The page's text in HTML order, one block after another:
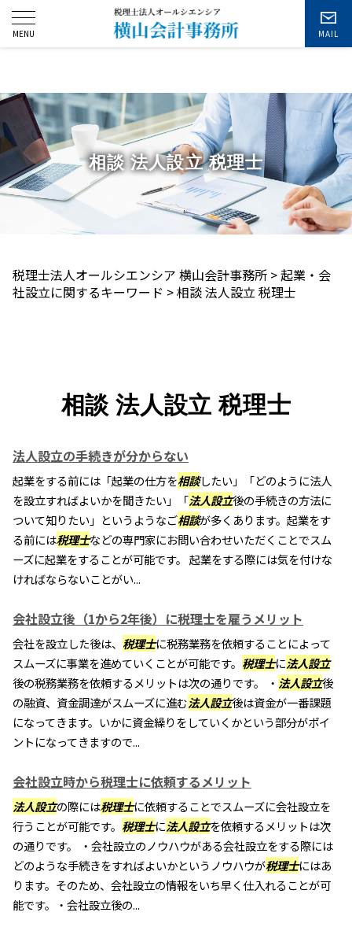
お問い合わせ
相談 法人設立 税理士
税理士法人オールシエンシア 横山会計事務所 >起業・会
社設立に関するキーワード >相談 法人設立 税理士
相談 法人設立 税理士
法人設立の手続きが分からない
起業をする前には「起業の仕方を相談したい」「どのように法人
を設立すればよいかを聞きたい」「法人設立後の手続きの方法に
ついて知りたい」というようなご相談が多くあります。起業をす
る前には税理士などの専門家にお問い合わせいただくことでスム
ーズに起業をすることが可能です。 起業をする際には気を付けな
ければならないことがい...
会社設立後（1から2年後）に税理士を雇うメリット
会社を設立した後は、 税理士に税務業務を依頼することによって
スムーズに事業を進めていくことが可能です。 税理士に法人設立
後の税務業務を依頼するメリットは次の通りです。 ・ 法人設立後
の融資、資金調達がスムーズに進む法人設立後は資金が一番課題
になってきます。いかに資金繰りをしていくかという部分がポイ
ントになってきますので...
会社設立時から税理士に依頼するメリット
法人設立の際には税理士に依頼することでスムーズに会社設立を
行うことが可能です。 税理士に法人設立を依頼するメリットは次
の通りです。 ・会社設立のノウハウがある会社設立をする際には
どのような手続きをすればよいかというノウハウが税理士にはあ
ります。そのため、会社設立の情報をいち早く仕入れることが可
能です。・会社設立後の...